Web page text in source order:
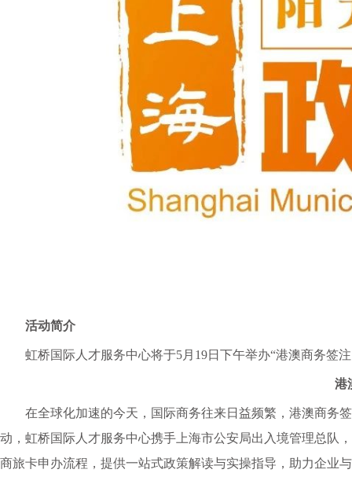
活动简介
虹桥国际人才服务中心将于5月19日下午举办“港澳商务签
港
在全球化加速的今天，国际商务往来日益频繁，港澳商务
动，虹桥国际人才服务中心携手上海市公安局出入境管理总队
商旅卡申办流程，提供一站式政策解读与实操指导，助力企业